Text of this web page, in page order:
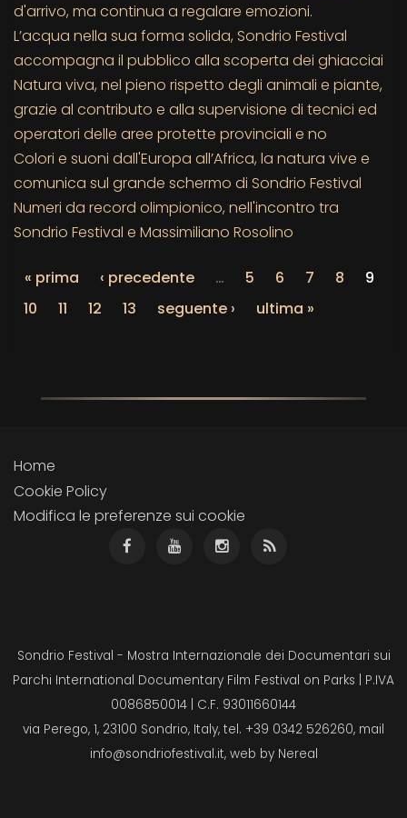
d'arrivo, ma continua a regalare emozioni.
L’acqua nella sua forma solida, Sondrio Festival
accompagna il pubblico alla scoperta dei ghiacciai
Natura viva, nel pieno rispetto degli animali e piante,
grazie al contributo e alla supervisione di tecnici ed
operatori delle aree protette provinciali e no
Colori e suoni dall'Europa all’Africa, la natura vive e
comunica sul grande schermo di Sondrio Festival
Numeri da record olimpionico, nell'incontro tra
Sondrio Festival e Massimiliano Rosolino
« prima ‹ precedente … 5 6 7 8
9
10
11 12 13 seguente › ultima »
Home
Cookie Policy
Modifica le preferenze sui cookie
Sondrio Festival - Mostra Internazionale dei Documentari sui
Parchi International Documentary Film Festival on Parks | P.IVA
0086850014 | C.F. 93011660144
via Perego, 1, 23100 Sondrio, Italy, tel. +39 0342 526260, mail
info@sondriofestival.it, web by Nereal